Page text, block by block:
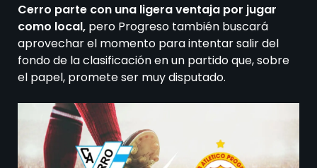
Cerro parte con una ligera ventaja por jugar
como local, pero Progreso también buscará
aprovechar el momento para intentar salir del
fondo de la clasificación en un partido que, sobre
el papel, promete ser muy disputado.